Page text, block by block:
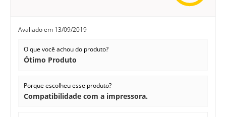
Avaliado em 13/09/2019
O que você achou do produto?
Ótimo Produto
Porque escolheu esse produto?
Compatibilidade com a impressora.